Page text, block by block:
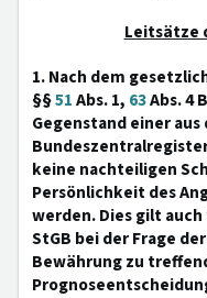
Leitsätze
1. Nach dem
§§51Abs. 1, 63Abs. 4
Gegenstand einer aus
keine nachteiligen
Persönlichkeit des
werden. Dies gilt
StGB bei der Frage
Bewährung zu